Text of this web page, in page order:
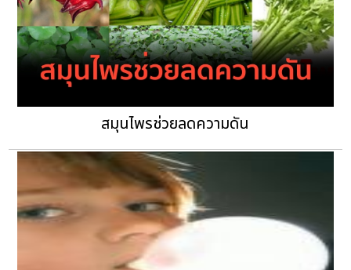
สมุนไพรช่วยลดความดัน